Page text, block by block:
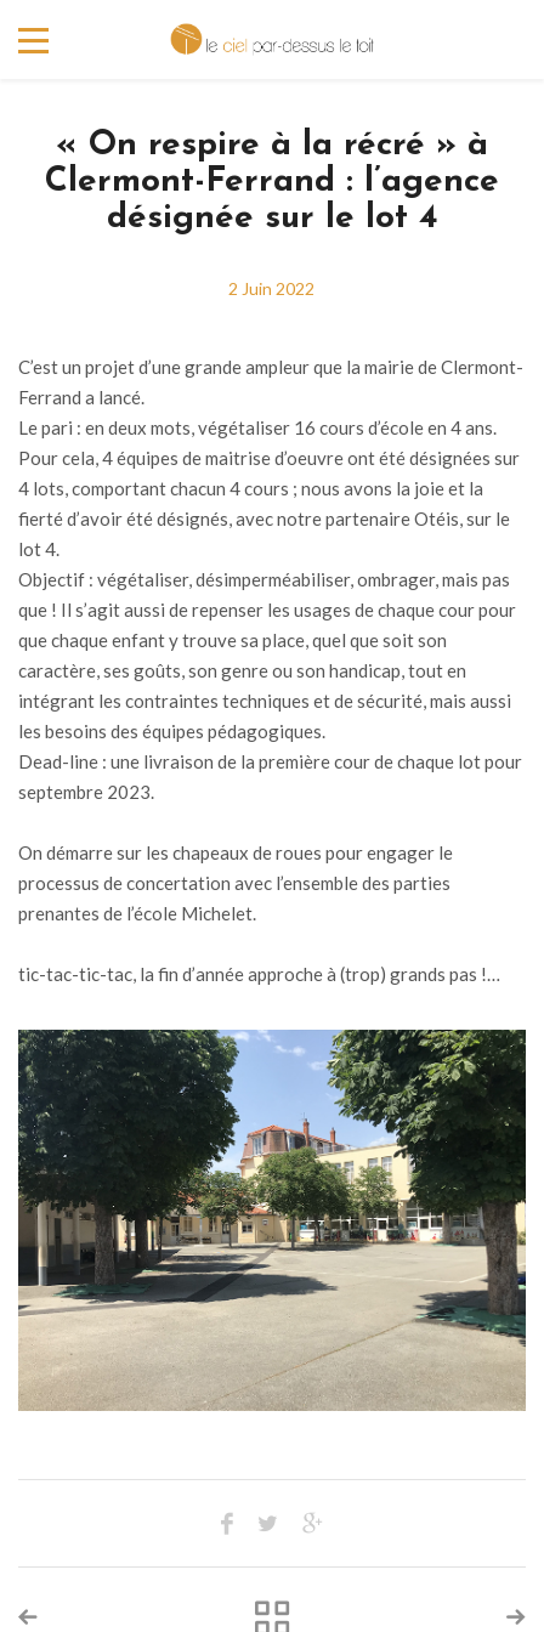
« On respire à la récré » à
Clermont-Ferrand : l’agence
désignée sur le lot 4
2 Juin 2022
C’est un projet d’une grande ampleur que la mairie de Clermont-
Ferrand a lancé.
Le pari : en deux mots, végétaliser 16 cours d’école en 4 ans.
Pour cela, 4 équipes de maitrise d’oeuvre ont été désignées sur
4 lots, comportant chacun 4 cours ; nous avons la joie et la
fierté d’avoir été désignés, avec notre partenaire Otéis, sur le
lot 4.
Objectif : végétaliser, désimperméabiliser, ombrager, mais pas
que ! Il s’agit aussi de repenser les usages de chaque cour pour
que chaque enfant y trouve sa place, quel que soit son
caractère, ses goûts, son genre ou son handicap, tout en
intégrant les contraintes techniques et de sécurité, mais aussi
les besoins des équipes pédagogiques.
Dead-line : une livraison de la première cour de chaque lot pour
septembre 2023.
On démarre sur les chapeaux de roues pour engager le
processus de concertation avec l’ensemble des parties
prenantes de l’école Michelet.
tic-tac-tic-tac, la fin d’année approche à (trop) grands pas !…